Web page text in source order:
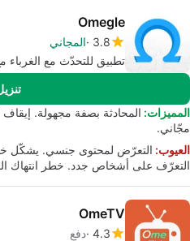
Omegle
3.8 المجاني
تطبيق للتحدّث مع الغرباء
المميزات: المحادثة بصفة مجهولة.
مجّاني.
العيوب: التعرّض لمحتوى جنسي. يشكّل
التعرّف على أشخاص جدد. خطر انتهاك
OmeTV
4.3 دفع